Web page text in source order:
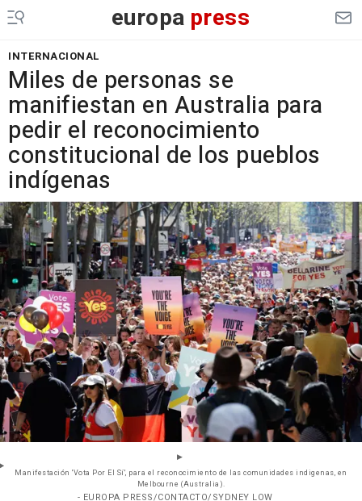
europa press
INTERNACIONAL
Miles de personas se
manifiestan en Australia para
pedir el reconocimiento
constitucional de los pueblos
indígenas
Manifestación 'Vota Por El Sí', para el reconocimiento de las comunidades indigenas, en
Melbourne (Australia).
- EUROPA PRESS/CONTACTO/SYDNEY LOW